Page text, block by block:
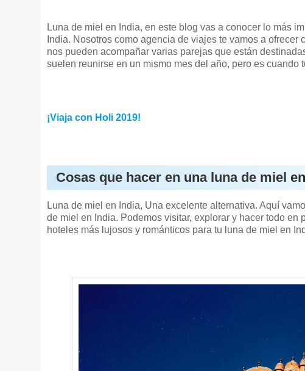
Luna de miel en India, en este blog vas a conocer lo más
India. Nosotros como agencia de viajes te vamos a
nos pueden acompañar varias parejas que están
suelen reunirse en un mismo mes del año, pero es cuando
¡Viaja con Holi 2019!
Cosas que hacer en una luna de miel
Luna de miel en India, Una excelente alternativa. Aquí
de miel en India. Podemos visitar, explorar y hacer todo
hoteles más lujosos y románticos para tu luna de miel en